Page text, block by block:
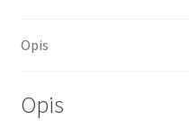
Opis
Opis